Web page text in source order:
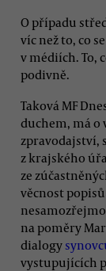
O případu
víc než to, co
v médiích. To,
podivně.
Taková MF
duchem, má o
zpravodajství,
z krajského
ze
věcnost
na poměry
dialogy
vystupujících